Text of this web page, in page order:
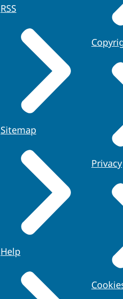
RSS
Sitemap
Help
Privacy